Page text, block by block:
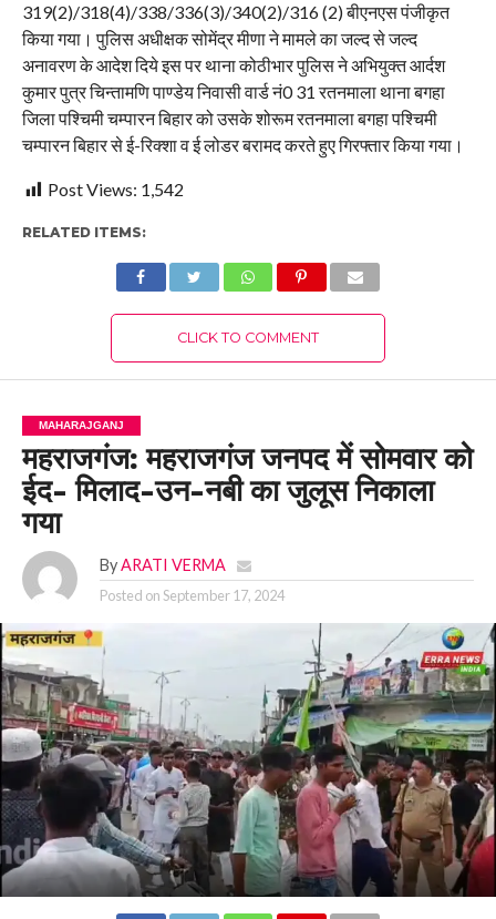
319(2)/318(4)/338/336(3)/340(2)/316 (2) बीएनएस पंजीकृत
किया गया। पुलिस अधीक्षक सोमेंद्र मीणा ने मामले का जल्द से जल्द
अनावरण के आदेश दिये इस पर थाना कोठीभार पुलिस ने अभियुक्त आर्दश
कुमार पुत्र चिन्तामणि पाण्डेय निवासी वार्ड नं0 31 रतनमाला थाना बगहा
जिला पश्चिमी चम्पारन बिहार को उसके शोरूम रतनमाला बगहा पश्चिमी
चम्पारन बिहार से ई-रिक्शा व ई लोडर बरामद करते हुए गिरफ्तार किया गया।
Post Views: 1,542
RELATED ITEMS:
CLICK TO COMMENT
MAHARAJGANJ
महराजगंज: महराजगंज जनपद में सोमवार को
ईद- मिलाद-उन-नबी का जुलूस निकाला
गया
By ARATI VERMA
Posted onSeptember 17, 2024